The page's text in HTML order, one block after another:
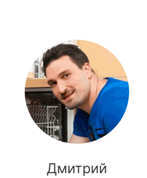
Дмитрий